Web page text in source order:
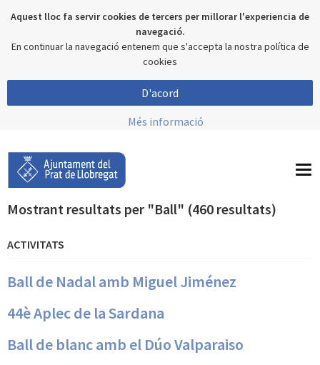
Aquest lloc fa servir cookies de tercers per millorar l'experiencia de
navegació.
En continuar la navegació entenem que s'accepta la nostra política de
cookies
D'acord
Més informació
Mostrant resultats per "Ball" (460 resultats)
ACTIVITATS
Ball de Nadal amb Miguel Jiménez
44è Aplec de la Sardana
Ball de blanc amb el Dúo Valparaiso